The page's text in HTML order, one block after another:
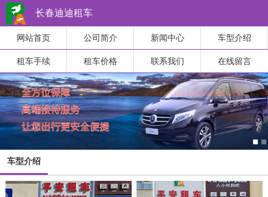
长春迪迪租车
网站首页 公司简介 新闻中心 车型介绍
租车手续 租车价格 联系我们 在线留言
车型介绍